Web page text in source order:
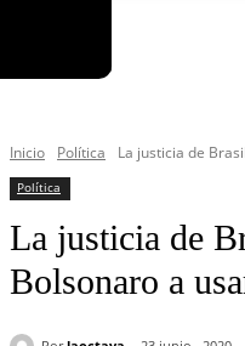
Inicio Política La justicia de
Política
La justicia de
Bolsonaro a